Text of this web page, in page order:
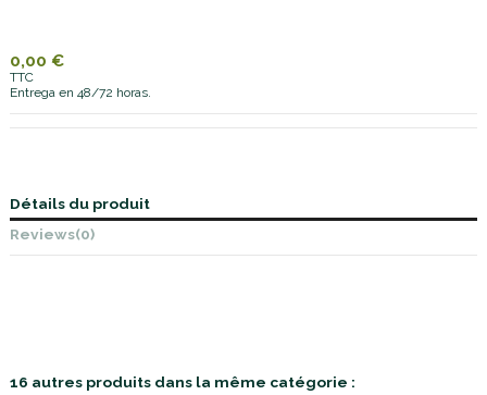
0,00 €
TTC
Entrega en 48/72 horas.
Détails du produit
Reviews(0)
16 autres produits dans la même catégorie :